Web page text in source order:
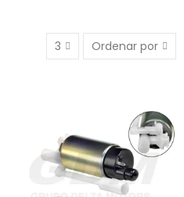
3 Ordenar por